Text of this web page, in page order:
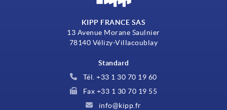
KIPP FRANCE SAS
13 Avenue Morane Saulnier
78140 Vélizy-Villacoublay
Standard
Tél. +33 1 30 70 19 60
Fax +33 1 30 70 19 55
info@kipp.fr